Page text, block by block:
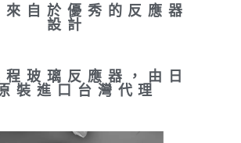
來自於優秀的反應器
設計
玻璃反應器，由日
裝進口台灣代理